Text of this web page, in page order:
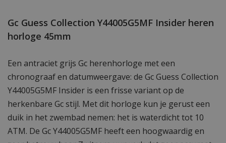
Gc Guess Collection Y44005G5MF Insider heren
horloge 45mm
Een antraciet grijs Gc herenhorloge met een
chronograaf en datumweergave: de Gc Guess Collection
Y44005G5MF Insider is een frisse variant op de
herkenbare Gc stijl. Met dit horloge kun je gerust een
duik in het zwembad nemen: het is waterdicht tot 10
ATM. De Gc Y44005G5MF heeft een hoogwaardig en